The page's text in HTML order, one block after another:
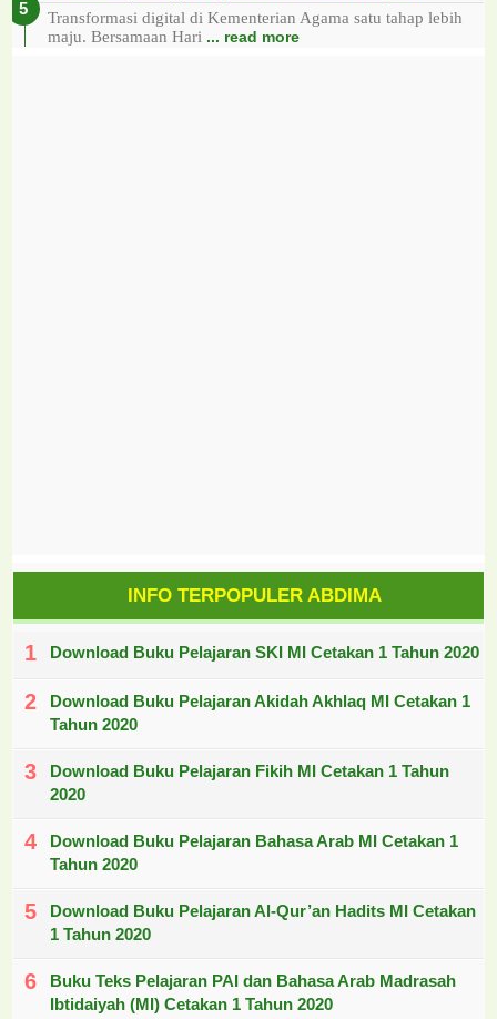
Transformasi digital di Kementerian Agama satu tahap lebih
maju. Bersamaan Hari ... read more
INFO TERPOPULER ABDIMA
Download Buku Pelajaran SKI MI Cetakan 1 Tahun 2020
Download Buku Pelajaran Akidah Akhlaq MI Cetakan 1
Tahun 2020
Download Buku Pelajaran Fikih MI Cetakan 1 Tahun
2020
Download Buku Pelajaran Bahasa Arab MI Cetakan 1
Tahun 2020
Download Buku Pelajaran Al-Qur’an Hadits MI Cetakan
1 Tahun 2020
Buku Teks Pelajaran PAI dan Bahasa Arab Madrasah
Ibtidaiyah (MI) Cetakan 1 Tahun 2020